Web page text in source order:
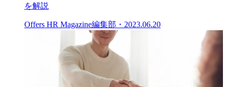
を解説
Offers HR Magazine編集部 ・ 2023.06.20